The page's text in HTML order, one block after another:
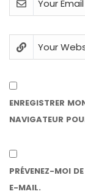
ENREGISTRER
NAVIGATEUR
PRÉVENEZ-MOI
E-MAIL.